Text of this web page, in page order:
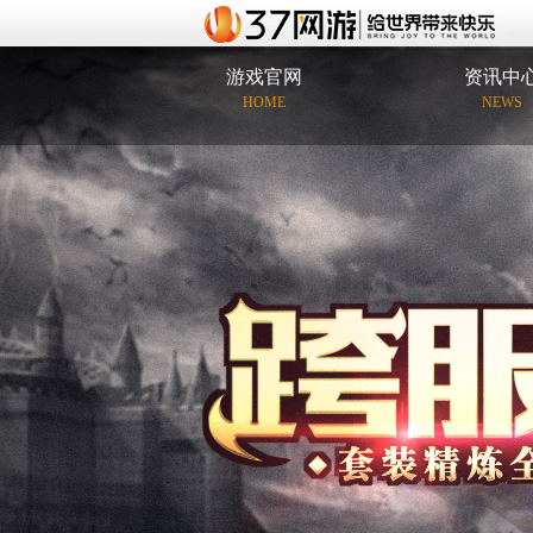
游戏官网
HOME
资讯中
NEWS